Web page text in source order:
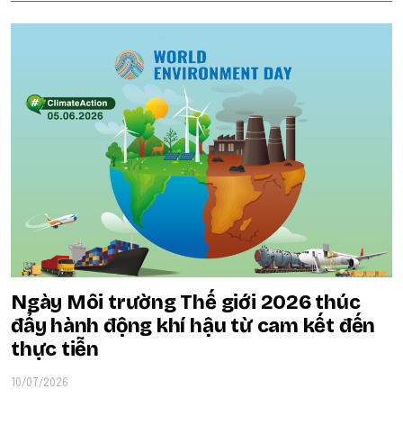
Ngày Môi trường Thế giới 2026 thúc
đẩy hành động khí hậu từ cam kết đến
thực tiễn
10/07/2026